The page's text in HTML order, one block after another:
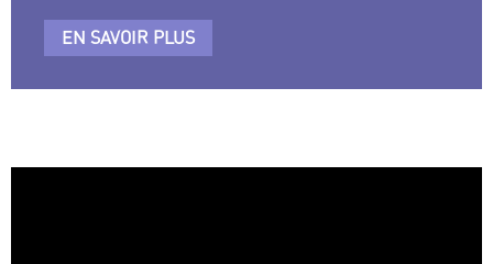
EN SAVOIR PLUS